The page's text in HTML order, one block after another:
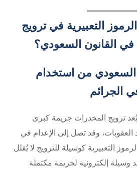
التعبيرية في ترويج
القانون السعودي؟
السعودي من استخدام
الجرائم
ترويج المخدرات جريمة كبرى
العقوبات، وقد تصل إلى الإعدام في
التعبيرية كوسيلة للترويج لا يُقلل
إلكترونية لجريمة مكتملة